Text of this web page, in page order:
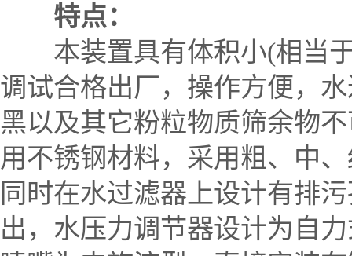
特点：
本装置具有体积小(相当于
调试合格出厂，操作方便，
黑以及其它粉粒物质筛余物
用不锈钢材料，采用粗、中
同时在水过滤器上设计有排
出，水压力调节器设计为自